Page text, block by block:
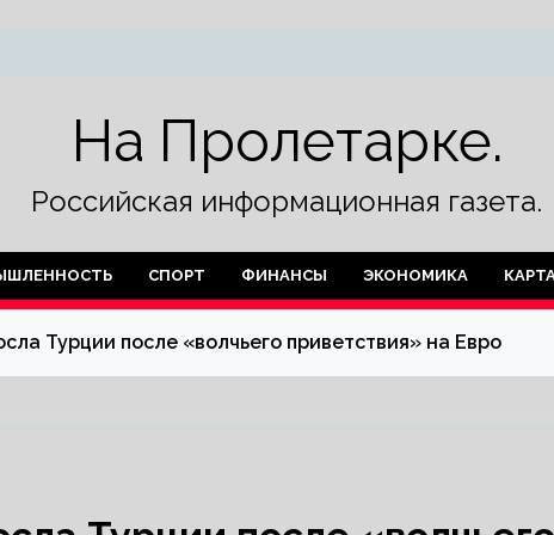
На Пролетарке.
Российская информационная газета.
СПОРТ ФИНАНСЫ ЭКОНОМИКА
Турции после «волчьего приветствия» на Евро